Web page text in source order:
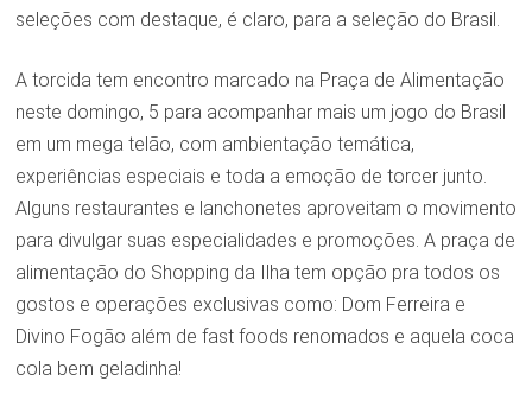
seleções com destaque, é claro, para a seleção do Brasil.
A torcida tem encontro marcado na Praça de Alimentação
neste domingo, 5 para acompanhar mais um jogo do Brasil
em um mega telão, com ambientação temática,
experiências especiais e toda a emoção de torcer junto.
Alguns restaurantes e lanchonetes aproveitam o movimento
para divulgar suas especialidades e promoções. A praça de
alimentação do Shopping da Ilha tem opção pra todos os
gostos e operações exclusivas como: Dom Ferreira e
Divino Fogão além de fast foods renomados e aquela coca
cola bem geladinha!